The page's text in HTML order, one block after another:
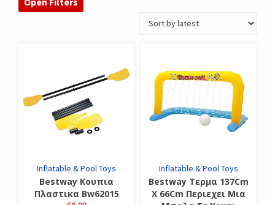
Inflatable & Pool Toys
Bestway Κουπια
Πλαστικα Bw62015
Inflatable & Pool Toys
Bestway Τερμα 137Cm
X 66Cm Περιεχει Μια